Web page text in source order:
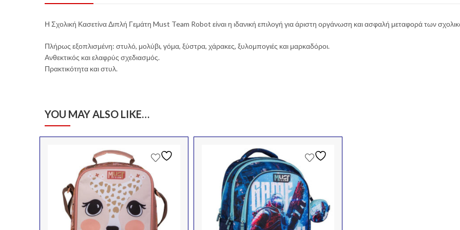
Η Σχολική Κασετίνα Διπλή Γεμάτη Must Team Robot είναι η ιδανική επιλογή για άριστη οργάνωση και ασφαλή μεταφορά των
Πλήρως εξοπλισμένη: στυλό, μολύβι, γόμα, ξύστρα, χάρακες, ξυλομπογιές και μαρκαδόροι.
Ανθεκτικός και ελαφρύς σχεδιασμός.
Πρακτικότητα και στυλ.
YOU MAY ALSO LIKE…